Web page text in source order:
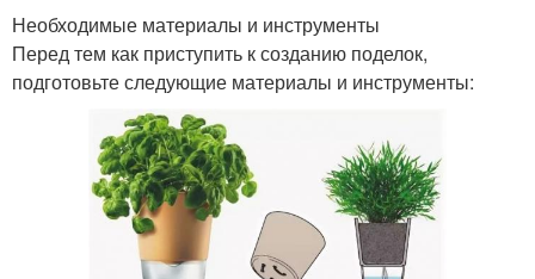
Необходимые материалы и инструменты
Перед тем как приступить к созданию поделок,
подготовьте следующие материалы и инструменты: